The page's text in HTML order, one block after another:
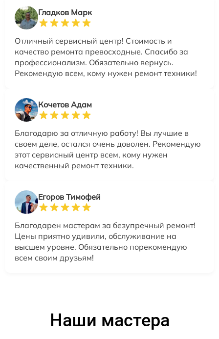
Гладков Марк
Отличный сервисный центр! Стоимость и
качество ремонта превосходные. Спасибо за
профессионализм. Обязательно вернусь.
Рекомендую всем, кому нужен ремонт техники!
Кочетов Адам
Благодарю за отличную работу! Вы лучшие в
своем деле, остался очень доволен. Рекомендую
этот сервисный центр всем, кому нужен
качественный ремонт техники.
Егоров Тимофей
Благодарен мастерам за безупречный ремонт!
Цены приятно удивили, обслуживание на
высшем уровне. Обязательно порекомендую
всем своим друзьям!
Наши мастера